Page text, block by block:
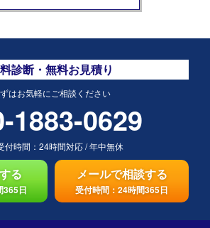
診断・無料お見積り
はお気軽にご相談ください
1883-0629
付時間： 24時間対応/年中無休
る
365日
メールで相談する
受付時間：24時間365日